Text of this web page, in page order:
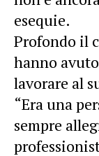
esequie.
Profondo il
hanno
lavorare al
“Era una
sempre